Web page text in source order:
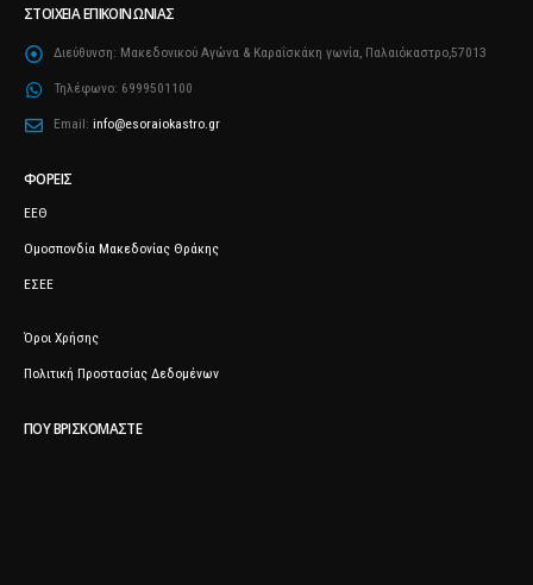
ΣΤΟΙΧΕΊΑ ΕΠΙΚΟΙΝΩΝΊΑΣ
Διεύθυνση: Μακεδονικού Αγώνα & Καραΐσκάκη γωνία, Παλαιόκαστρο,57013
Τηλέφωνο: 6999501100
Email: info@esoraiokastro.gr
ΦΟΡΕΊΣ
ΕΕΘ
Ομοσπονδία Μακεδονίας Θράκης
ΕΣΕΕ
Όροι Χρήσης
Πολιτική Προστασίας Δεδομένων
ΠΟΥ ΒΡΙΣΚΌΜΑΣΤΕ